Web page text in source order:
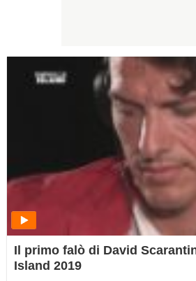
Il primo falò di David
Island 2019